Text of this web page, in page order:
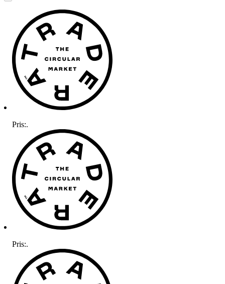
Pris:.
Pris:.